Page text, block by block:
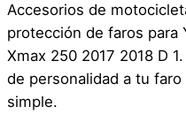
a
r
i
l
l
Accesorios de
protección de faros para
Xmax 250 2017 2018 D
de personalidad a tu
simple.